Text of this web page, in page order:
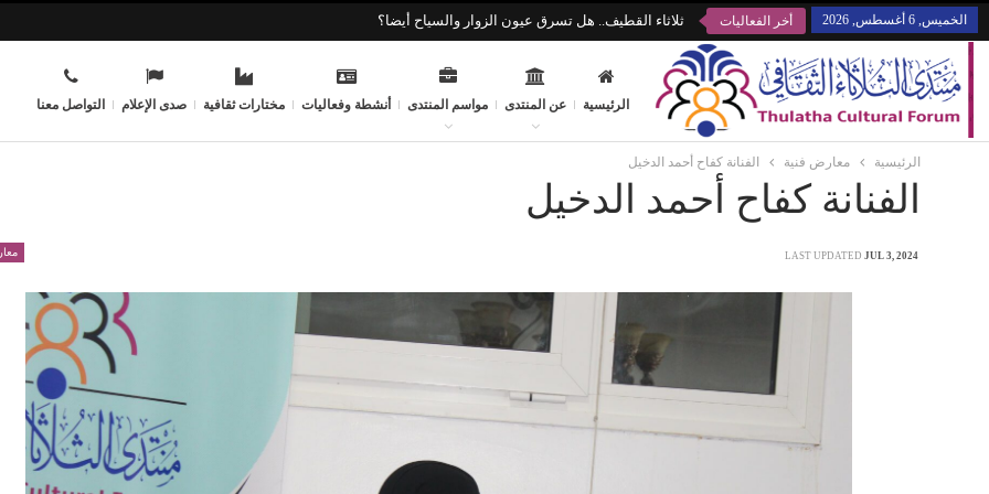
الخميس, 6 أغسطس, 2026 أخر الفعاليات ثلاثاء القطيف.. هل تسرق عيون الزوار والسياح أيضا؟
الرئيسية عن المنتدى مواسم المنتدى أنشطة وفعاليات مختارات ثقافية صدى الإعلام التواصل معنا
الرئيسية معارض فنية الفنانة كفاح أحمد الدخيل
الفنانة كفاح أحمد الدخيل
LAST UPDATED JUL 3, 2024